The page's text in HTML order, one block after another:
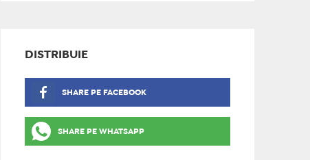
DISTRIBUIE
SHARE PE FACEBOOK
SHARE PE WHATSAPP